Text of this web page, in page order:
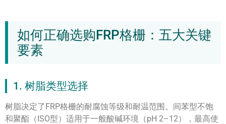
如何正确选购FRP格栅：五大关键
要素
1. 树脂类型选择
树脂决定了FRP格栅的耐腐蚀等级和耐温范围。间苯型不饱
和聚酯（ISO型）适用于一般酸碱环境（pH 2–12），最高使